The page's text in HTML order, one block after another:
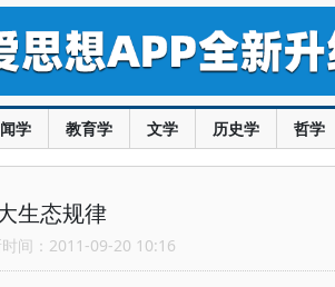
学 教育学 文学 历史学 哲学
生态规律
间：2011-09-20 10:16